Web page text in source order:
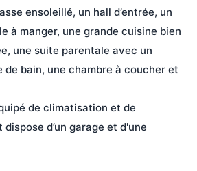
ensoleillé, un hall d’entrée, un
à manger, une grande cuisine bien
une suite parentale avec un
de bain, une chambre à coucher et
de climatisation et de
d’un garage et d'une